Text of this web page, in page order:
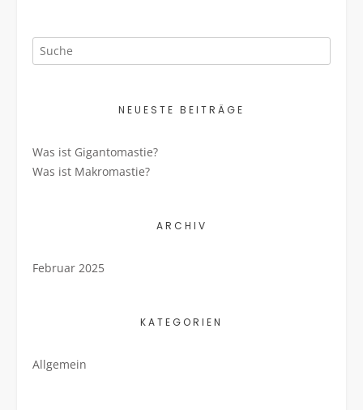
NEUESTE BEITRÄGE
Was ist Gigantomastie?
Was ist Makromastie?
ARCHIV
Februar 2025
KATEGORIEN
Allgemein